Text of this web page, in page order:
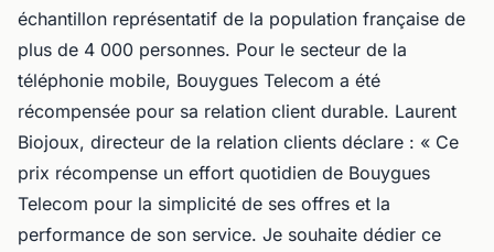
échantillon représentatif de la population française de
plus de 4 000 personnes. Pour le secteur de la
téléphonie mobile, Bouygues Telecom a été
récompensée pour sa relation client durable. Laurent
Biojoux, directeur de la relation clients déclare : « Ce
prix récompense un effort quotidien de Bouygues
Telecom pour la simplicité de ses offres et la
performance de son service. Je souhaite dédier ce